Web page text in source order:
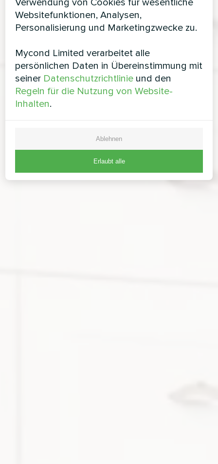
Websitefunktionen, Analysen,
Personalisierung und Marketingzwecke zu.
Mycond Limited verarbeitet alle
persönlichen Daten in Übereinstimmung mit
seiner Datenschutzrichtlinie und den
Regeln für die Nutzung von Website-
Inhalten.
Ablehnen
Erlaubt alle